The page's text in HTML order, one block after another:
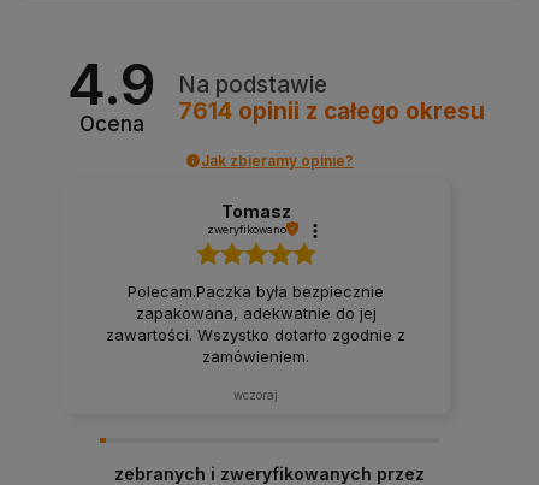
4.9
Ocena
Na podstawie
7614 opinii z całego okresu
Jak zbieramy opinie?
Tomasz
zweryfikowano
Polecam.Paczka była bezpiecznie
zapakowana, adekwatnie do jej
zawartości. Wszystko dotarło zgodnie z
zamówieniem.
wczoraj
zebranych i zweryfikowanych przez